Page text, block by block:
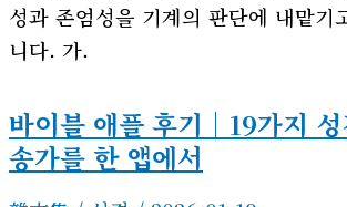
성과 존엄성을 기계의 판단에 내맡기
니다. 가.
바이블 애플 후기｜19가지
송가를 한 앱에서